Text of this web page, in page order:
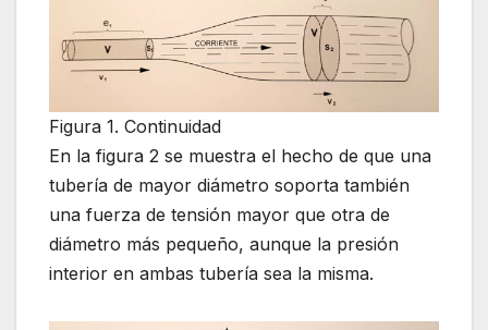
Figura 1. Continuidad
En la figura 2 se muestra el hecho de que una
tubería de mayor diámetro soporta también
una fuerza de tensión mayor que otra de
diámetro más pequeño, aunque la presión
interior en ambas tubería sea la misma.